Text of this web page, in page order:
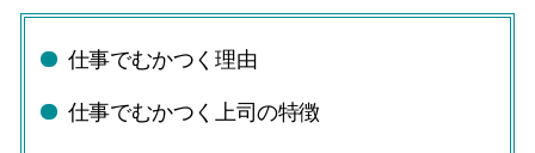
仕事でむかつく理由
仕事でむかつく上司の特徴